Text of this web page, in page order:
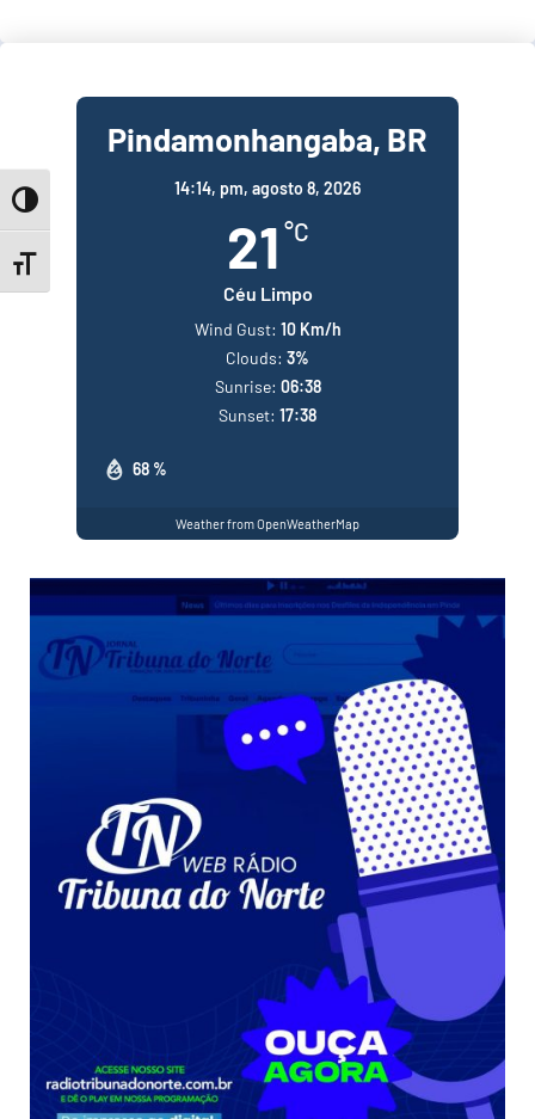
Toggle High Contrast
Toggle Font size
Pindamonhangaba, BR
14:14, pm, agosto 8, 2026
21 °C
Céu Limpo
68 %
Wind Gust: 10 Km/h
Clouds: 3%
Sunrise: 06:38
Sunset: 17:38
Weather from OpenWeatherMap